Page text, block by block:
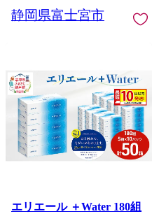
静岡県富士宮市
エリエール ＋Water 180組